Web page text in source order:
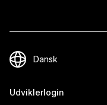
Udviklerlogin